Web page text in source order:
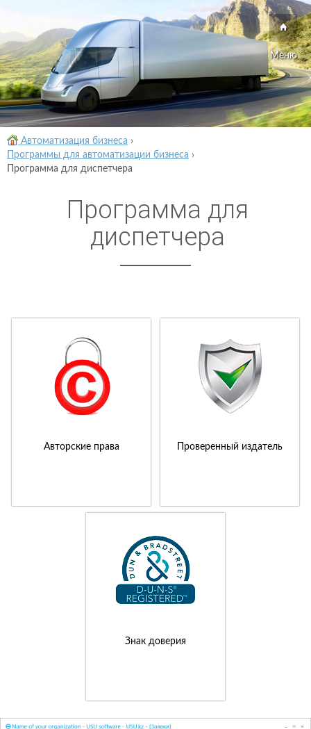
Меню
Автоматизация бизнеса ›
Программы для автоматизации бизнеса ›
Программа для диспетчера
Программа для
диспетчера
Авторские права Проверенный издатель
Знак доверия